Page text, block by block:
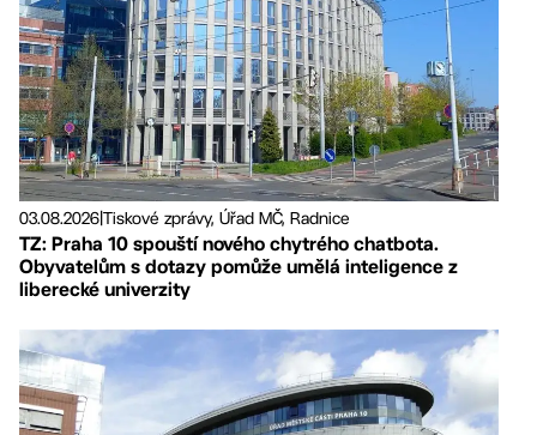
03.08.2026Tiskové zprávy, Úřad MČ, Radnice
TZ: Praha 10 spouští nového chytrého chatbota.
Obyvatelům s dotazy pomůže umělá inteligence z
liberecké univerzity